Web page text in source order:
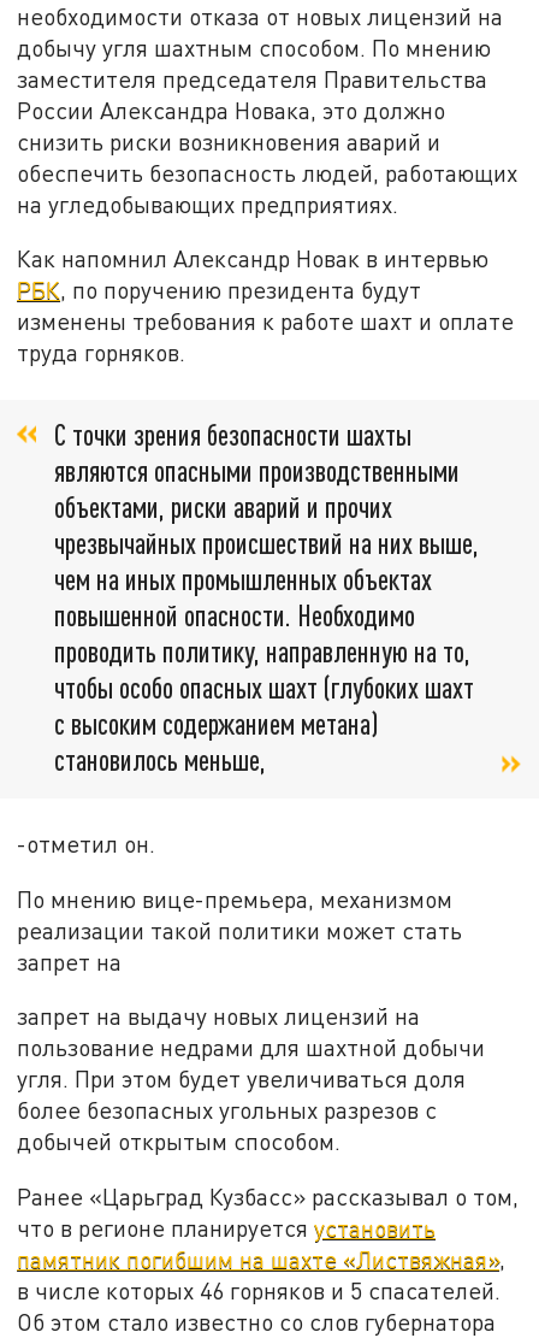
необходимости отказа от новых лицензий на
добычу угля шахтным способом. По мнению
заместителя председателя Правительства
России Александра Новака, это должно
снизить риски возникновения аварий и
обеспечить безопасность людей, работающих
на угледобывающих предприятиях.
Как напомнил Александр Новак в интервью
РБК, по поручению президента будут
изменены требования к работе шахт и оплате
труда горняков.
С точки зрения безопасности шахты
являются опасными производственными
объектами, риски аварий и прочих
чрезвычайных происшествий на них выше,
чем на иных промышленных объектах
повышенной опасности. Необходимо
проводить политику, направленную на то,
чтобы особо опасных шахт (глубоких шахт
с высоким содержанием метана)
становилось меньше,
-отметил он.
По мнению вице-премьера, механизмом
реализации такой политики может стать
запрет на
запрет на выдачу новых лицензий на
пользование недрами для шахтной добычи
угля. При этом будет увеличиваться доля
более безопасных угольных разрезов с
добычей открытым способом.
Ранее «Царьград Кузбасс» рассказывал о том,
что в регионе планируетсяустановить
памятник погибшим на шахте «Листвяжная»,
в числе которых 46 горняков и 5 спасателей.
Об этом стало известно со слов губернатора